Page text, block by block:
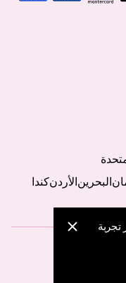
البحرينالأردنكندا
تجربة